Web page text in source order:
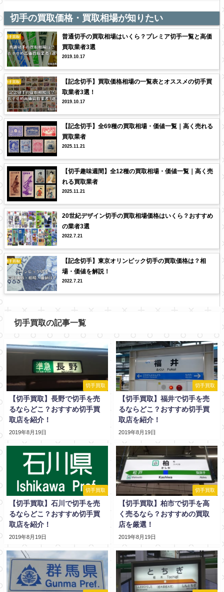
切手の買取価格・買取相場が知りたい
普通切手の買取相場はいくら？プレミア切手一覧と高価
買取業者3選
2019.10.17
【記念切手】買取価格相場の一覧表とオススメの切手買
取業者3選！
2019.10.17
【記念切手】全69種の買取相場・価値一覧｜高く売れる
買取業者
2025.11.21
【切手趣味週間】全12種の買取相場・価値一覧｜高く売
れる買取業者
2025.11.21
20世紀デザイン切手の買取相場価格はいくら？おすすめ
の業者3選
2022.7.21
【記念切手】東京オリンピック切手の買取価格は？相
場・価値を解説！
2022.7.21
切手買取の記事一覧
切手買取
【切手買取】長野で切手を売
るならどこ？おすすめ切手買
取店を紹介！
2019年8月19日
切手買取
【切手買取】福井で切手を売
るならどこ？おすすめ切手買
取店を紹介！
2019年8月19日
切手買取
【切手買取】石川で切手を売
るならどこ？おすすめ切手買
取店を紹介！
2019年8月19日
切手買取
【切手買取】柏市で切手を高
く売るなら？おすすめの買取
店を厳選！
2019年8月19日